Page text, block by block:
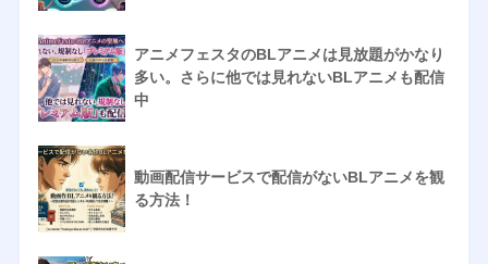
アニメフェスタのBLアニメは見放題がかなり
多い。さらに他では見れないBLアニメも配信
中
動画配信サービスで配信がないBLアニメを観
る方法！